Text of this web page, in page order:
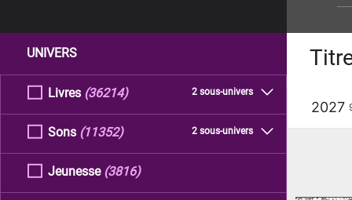
UNIVERS
Livres 2 sous-univers
(36214)
Sons 2 sous-univers
(11352)
Jeunesse (3816)
2027